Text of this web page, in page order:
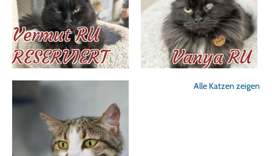
Vermut RU
RESERVIERT
Vanya RU
Alle Katzen zeigen